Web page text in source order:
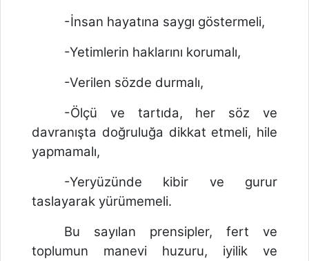
-İnsan hayatına saygı göstermeli,
-Yetimlerin haklarını korumalı,
-Verilen sözde durmalı,
-Ölçü ve tartıda, her söz ve
davranışta doğruluğa dikkat etmeli, hile
yapmamalı,
-Yeryüzünde kibir ve gurur
taslayarak yürümemeli.
Bu sayılan prensipler, fert ve
toplumun manevi huzuru, iyilik ve